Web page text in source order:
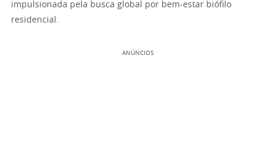
impulsionada pela busca global por bem-estar biófilo
residencial.
ANÚNCIOS